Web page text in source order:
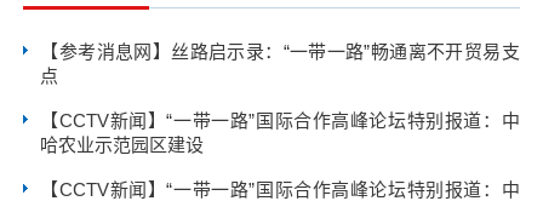
【参考消息网】丝路启示录：“一带一路”畅通离不开贸易支
点
【CCTV新闻】“一带一路”国际合作高峰论坛特别报道：中
哈农业示范园区建设
【CCTV新闻】“一带一路”国际合作高峰论坛特别报道：中